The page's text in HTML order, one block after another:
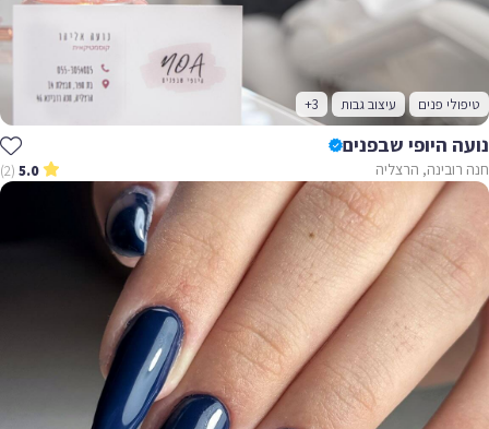
טיפולי פנים עיצוב גבות +3
נועה היופי שבפנים
חנה רובינה, הרצליה 5.0
(2)